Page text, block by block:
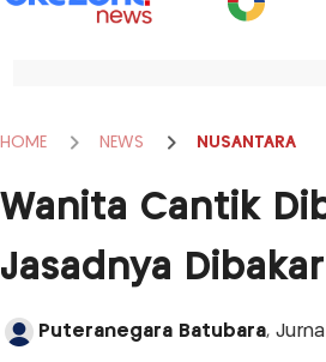
HOME NEWS NUSANTARA
Wanita Cantik
Jasadnya
Puteranegara Batubara,